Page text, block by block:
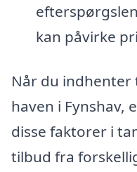
kan påvirke
Når du
haven i Fynshav,
disse faktorer i
tilbud fra